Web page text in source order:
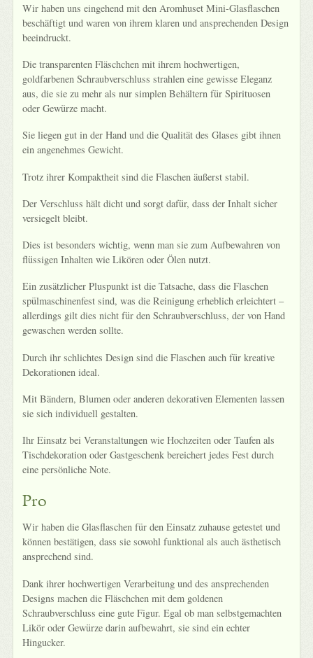
Wir haben uns eingehend mit den Aromhuset Mini-Glasflaschen
beschäftigt und waren von ihrem klaren und ansprechenden Design
beeindruckt.
Die transparenten Fläschchen mit ihrem hochwertigen,
goldfarbenen Schraubverschluss strahlen eine gewisse Eleganz
aus, die sie zu mehr als nur simplen Behältern für Spirituosen
oder Gewürze macht.
Sie liegen gut in der Hand und die Qualität des Glases gibt ihnen
ein angenehmes Gewicht.
Trotz ihrer Kompaktheit sind die Flaschen äußerst stabil.
Der Verschluss hält dicht und sorgt dafür, dass der Inhalt sicher
versiegelt bleibt.
Dies ist besonders wichtig, wenn man sie zum Aufbewahren von
flüssigen Inhalten wie Likören oder Ölen nutzt.
Ein zusätzlicher Pluspunkt ist die Tatsache, dass die Flaschen
spülmaschinenfest sind, was die Reinigung erheblich erleichtert –
allerdings gilt dies nicht für den Schraubverschluss, der von Hand
gewaschen werden sollte.
Durch ihr schlichtes Design sind die Flaschen auch für kreative
Dekorationen ideal.
Mit Bändern, Blumen oder anderen dekorativen Elementen lassen
sie sich individuell gestalten.
Ihr Einsatz bei Veranstaltungen wie Hochzeiten oder Taufen als
Tischdekoration oder Gastgeschenk bereichert jedes Fest durch
eine persönliche Note.
Pro
Wir haben die Glasflaschen für den Einsatz zuhause getestet und
können bestätigen, dass sie sowohl funktional als auch ästhetisch
ansprechend sind.
Dank ihrer hochwertigen Verarbeitung und des ansprechenden
Designs machen die Fläschchen mit dem goldenen
Schraubverschluss eine gute Figur. Egal ob man selbstgemachten
Likör oder Gewürze darin aufbewahrt, sie sind ein echter
Hingucker.